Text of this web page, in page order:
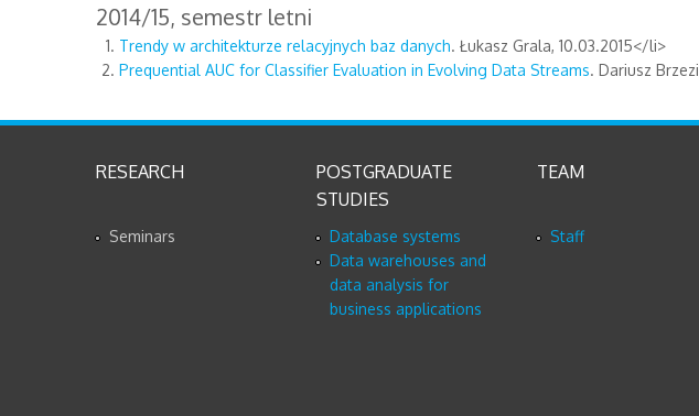
2014/15, semestr letni
Trendy w architekturze relacyjnych baz danych. Łukasz Grala, 10.03.2015</li>
Prequential AUC for Classifier Evaluation in Evolving Data Streams. Dariusz
RESEARCH
Seminars
POSTGRADUATE
STUDIES
Database systems
Data warehouses and
data analysis for
business applications
TEAM
Staff